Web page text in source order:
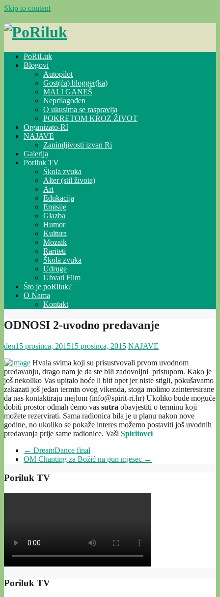
Skip to content
PoRiLuk
Blogovi
Autopilot
Gost(ća) blogger(ka)
MALI GANEŠ
Neprilagođen
O ukusima se raspravlja
POKRETOM KROZ ŽIVOT
Organizato-RI
NAJAVE
Zanimljivosti izvan Ri
Galerija
Poriluk TV
Škola zvuka
Alter (stil života)
Art
Edukacija
Emisije
Glazba
Humor
Kultura
Mozaik
Rariteti
Škola zvuka
Udruge
Uhvati Film
Što je poRiluk?
O Nama
Kontakt
ODNOSI 2-uvodno predavanje
den15 prosinca, 201515 prosinca, 2015 NAJAVE
Hvala svima koji su prisustvovali prvom uvodnom
predavanju, drago nam je da ste bili zadovoljni pristupom. Kako je
još nekoliko Vas upitalo hoće li biti opet jer niste stigli, pokušavamo
zakazati još jedan termin ovog vikenda, stoga molimo zainteresirane
da nas kontaktiraju mejlom (info@spirit-ri.hr) Ukoliko bude moguće
dobiti prostor odmah ćemo vas sutra obavjestiti o terminu koji
možete rezervirati. Sama radionica bila je u planu nakon nove
godine, no ukoliko se pokaže interes možemo postaviti još uvodnih
predavanja prije same radionice. Vaši Spiritovci
← DreamDance final
OM Chanting za Božić na pun mjesec →
Poriluk TV
Poriluk TV